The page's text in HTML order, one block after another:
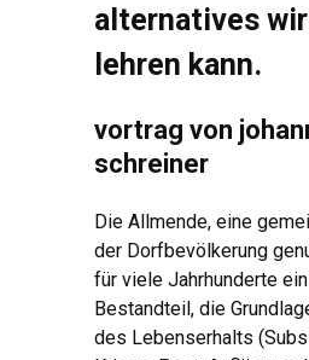
alternatives
lehren kann.
vortrag von
schreiner
Die Allmende, eine
der Dorfbevölkerung
für viele Jahrhunderte
Bestandteil, die
des Lebenserhalts